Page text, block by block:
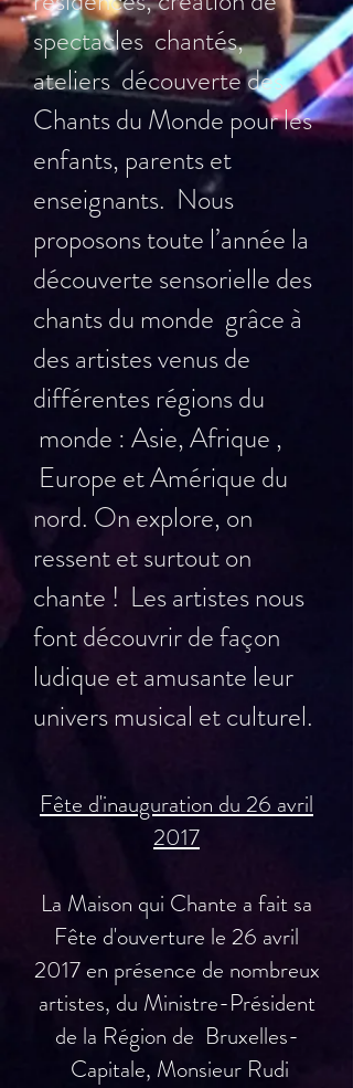
spectacles chantés,
ateliers découverte des
Chants du Monde pour les
enfants, parents et
enseignants. ​ Nous
proposons toute l’année la
découverte sensorielle des
chants du monde grâce à
des artistes venus de
différentes régions du
monde : Asie, Afrique ,
Europe et Amérique du
nord. ​On explore, on
ressent et surtout on
chante ! Les artistes nous
font découvrir de façon
ludique et amusante leur
univers musical et culturel.
Fête d'inauguration du 26 avril
2017
La Maison qui Chante a fait sa
Fête d'ouverture le 26 avril
2017 en présence de nombreux
artistes, du Ministre-Président
de la Région de Bruxelles-
Capitale, Monsieur Rudi